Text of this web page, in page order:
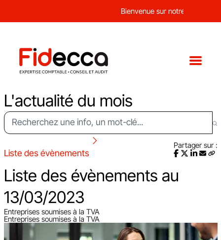
Bienvenue sur notre nouveau
L'actualité du mois
Liste des évènements
Partager sur :
Liste des évènements au
13/03/2023
Entreprises soumises à la TVA
Entreprises soumises à la TVA